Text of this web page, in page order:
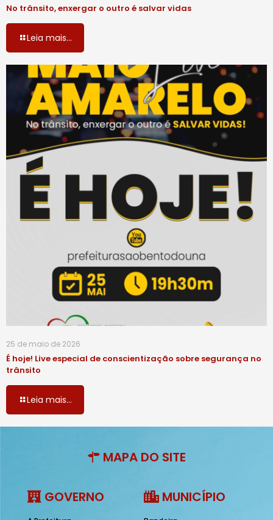
No trânsito, enxergar o outro é salvar vidas
Leia mais...
25 de maio de 2026
É hoje! Live especial de conscientização sobre segurança no
trânsito
Leia mais...
MAPA DO SITE
GOVERNO MUNICÍPIO